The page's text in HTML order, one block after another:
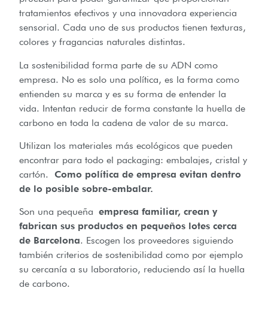
tratamientos efectivos y una innovadora experiencia
sensorial. Cada uno de sus productos tienen texturas,
colores y fragancias naturales distintas.
La sostenibilidad forma parte de su ADN como
empresa. No es solo una política, es la forma como
entienden su marca y es su forma de entender la
vida. Intentan reducir de forma constante la huella de
carbono en toda la cadena de valor de su marca.
Utilizan los materiales más ecológicos que pueden
encontrar para todo el packaging: embalajes, cristal y
cartón. Como política de empresa evitan dentro
de lo posible sobre-embalar.
Son una pequeña empresa familiar, crean y
fabrican sus productos en pequeños lotes cerca
de Barcelona. Escogen los proveedores siguiendo
también criterios de sostenibilidad como por ejemplo
su cercanía a su laboratorio, reduciendo así la huella
de carbono.